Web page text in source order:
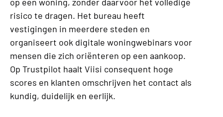
risico te dragen. Het bureau heeft
vestigingen in meerdere steden en
organiseert ook digitale woningwebinars voor
mensen die zich oriënteren op een aankoop.
Op Trustpilot haalt Viisi consequent hoge
scores en klanten omschrijven het contact als
kundig, duidelijk en eerlijk.